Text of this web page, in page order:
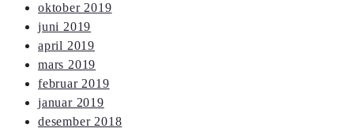
oktober 2019
juni 2019
april 2019
mars 2019
februar 2019
januar 2019
desember 2018